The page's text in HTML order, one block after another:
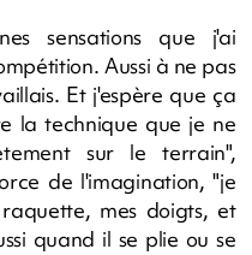
sensations que j'ai
Aussi à ne pas
Et j'espère que ça
la technique que je ne
sur le terrain",
de l'imagination, "je
mes doigts, et
quand il se plie ou se